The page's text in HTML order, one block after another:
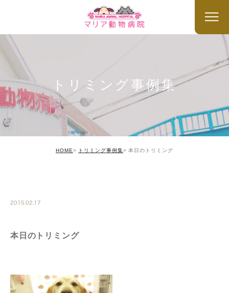
トリミング事例集
HOME トリミング事例集 本日のトリミング
2015.02.17
本日のトリミング